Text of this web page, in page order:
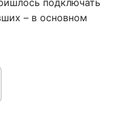
подключать
– в основном